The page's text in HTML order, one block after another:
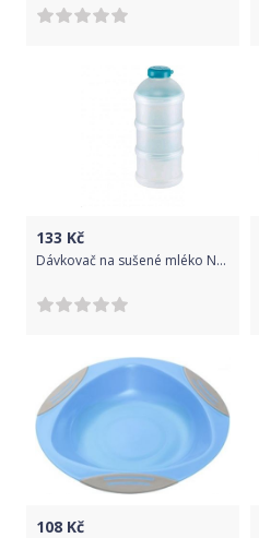
133 Kč
Dávkovač na sušené mléko NUK modrý, Modrá
108 Kč